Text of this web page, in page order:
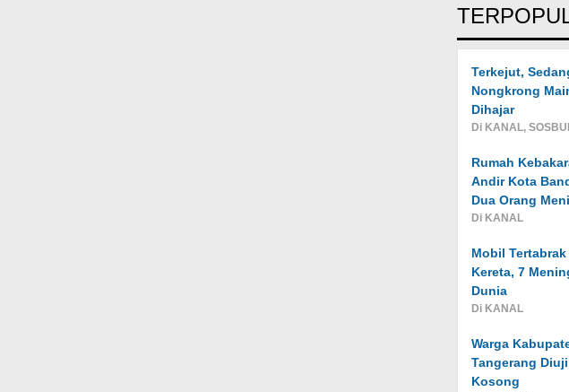
Terkejut,
Nongkrong
Dihajar
Di KANAL,
Rumah
Andir Kota
Dua Orang
Di KANAL
Mobil Tertabrak
Kereta, 7
Dunia
Di KANAL
Warga
Tangerang
Kosong